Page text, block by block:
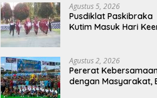
Agustus 5, 2026
Pusdiklat Paskibraka
Kutim Masuk Hari
Agustus 2, 2026
Pererat
dengan Masyarakat,